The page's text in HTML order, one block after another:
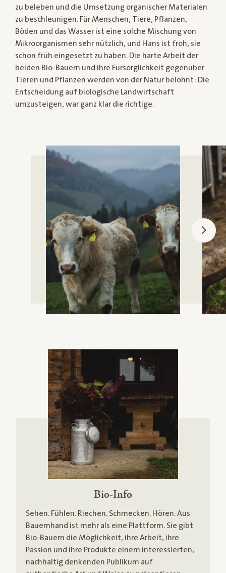
zu beleben und die Umsetzung organischer Materialen
zu beschleunigen. Für Menschen, Tiere, Pflanzen,
Böden und das Wasser ist eine solche Mischung von
Mikroorganismen sehr nützlich, und Hans ist froh, sie
schon früh eingesetzt zu haben. Die harte Arbeit der
beiden Bio-Bauern und ihre Fürsorglichkeit gegenüber
Tieren und Pflanzen werden von der Natur belohnt: Die
Entscheidung auf biologische Landwirtschaft
umzusteigen, war ganz klar die richtige.
Bio-Info
Sehen. Fühlen. Riechen. Schmecken. Hören. Aus
Bauernhand ist mehr als eine Plattform. Sie gibt
Bio-Bauern die Möglichkeit, ihre Arbeit, ihre
Passion und ihre Produkte einem interessierten,
nachhaltig denkenden Publikum auf